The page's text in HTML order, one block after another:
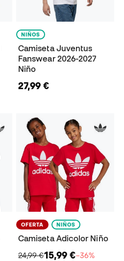
NIÑOS
Camiseta Juventus
Fanswear 2026-2027
Niño
27,99 €
OFERTA NIÑOS
Camiseta Adicolor Niño
24,99 €15,99 €−36%